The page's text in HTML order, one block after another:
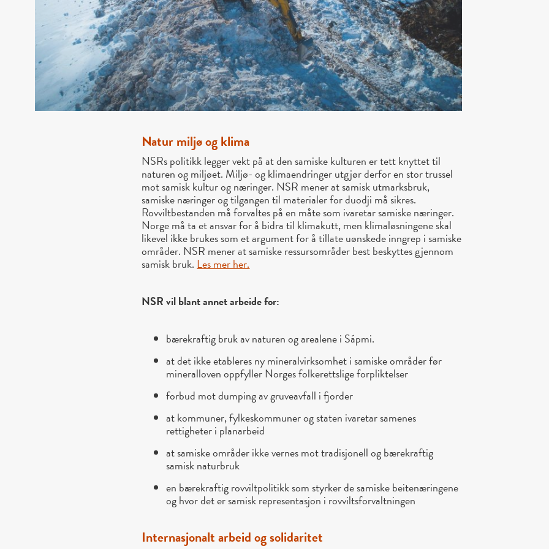
Natur miljø og klima
NSRs politikk legger vekt på at den samiske kulturen er tett knyttet til
naturen og miljøet. Miljø- og klimaendringer utgjør derfor en stor trussel
mot samisk kultur og næringer. NSR mener at samisk utmarksbruk,
samiske næringer og tilgangen til materialer for duodji må sikres.
Rovviltbestanden må forvaltes på en måte som ivaretar samiske næringer.
Norge må ta et ansvar for å bidra til klimakutt, men klimaløsningene skal
likevel ikke brukes som et argument for å tillate uønskede inngrep i samiske
områder. NSR mener at samiske ressursområder best beskyttes gjennom
samisk bruk. Les mer her.
NSR vil blant annet arbeide for:
bærekraftig bruk av naturen og arealene i Sápmi.
at det ikke etableres ny mineralvirksomhet i samiske områder før
mineralloven oppfyller Norges folkerettslige forpliktelser
forbud mot dumping av gruveavfall i fjorder
at kommuner, fylkeskommuner og staten ivaretar samenes
rettigheter i planarbeid
at samiske områder ikke vernes mot tradisjonell og bærekraftig
samisk naturbruk
en bærekraftig rovviltpolitikk som styrker de samiske beitenæringene
og hvor det er samisk representasjon i rovviltsforvaltningen
Internasjonalt arbeid og solidaritet